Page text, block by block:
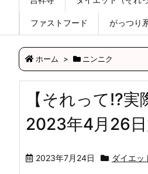
ファストフード がっつり
ホーム > ニンニク
【それって!?
2023年4月26
2023年7月24日 ダイエッ